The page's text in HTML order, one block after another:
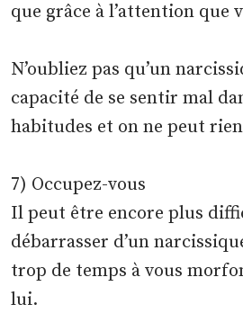
que grâce à l’attention que
N’oubliez pas qu’un
capacité de se sentir mal
habitudes et on ne peut
7) Occupez-vous
Il peut être encore plus
débarrasser d’un
trop de temps à vous
lui.